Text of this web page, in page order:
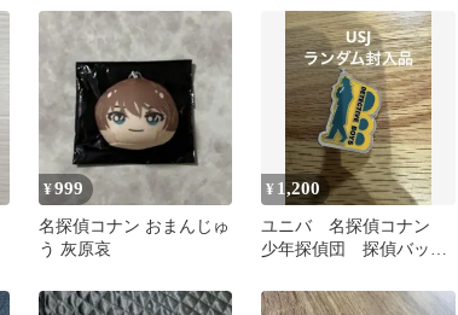
¥999
名探偵コナン おまんじゅ
う 灰原哀
¥ 1,200
ユニバ 名探偵コナン
少年探偵団 探偵バッ